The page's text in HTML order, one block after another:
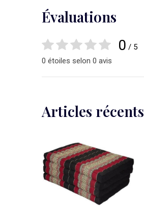
Évaluations
0 / 5
0 étoiles selon 0 avis
Articles récents